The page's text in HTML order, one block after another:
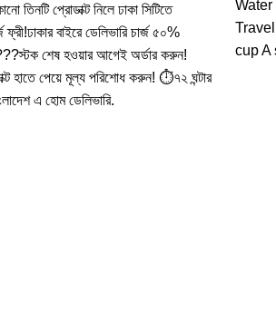
তিনটি প্রোডাক্ট নিলে ঢাকা সিটিতে
ফ্রী!ঢাকার বাইরে ডেলিভারি চার্জ ৫০%
শেষ হওয়ার আগেই অর্ডার করুন!
হাতে পেয়ে মূল্য পরিশোধ করুন! ⏱️৭২ ঘন্টার
এ হোম ডেলিভারি.
cup A